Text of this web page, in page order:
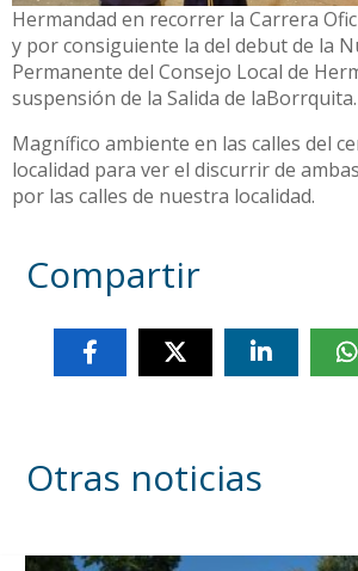
Hermandad en recorrer la Carrera
y por consiguiente la del debut de la
Permanente del Consejo Local de
suspensión de la Salida de laBorrquita.
Magnífico ambiente en las calles del
localidad para ver el discurrir de
por las calles de nuestra localidad.
Compartir
Otras noticias